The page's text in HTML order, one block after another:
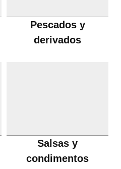
Pescados y
derivados
Salsas y
condimentos